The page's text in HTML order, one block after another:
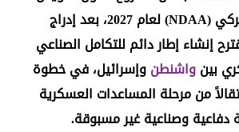
الدفاع الوطني الأميركي (NDAA) لعام 2027، بعد إدراج
التي تقترح إنشاء إطار دائم للتكامل الصناعي
بينواشنطنوإسرائيل، في خطوة
من مرحلة المساعدات العسكرية
دفاعية وصناعية غير مسبوقة.